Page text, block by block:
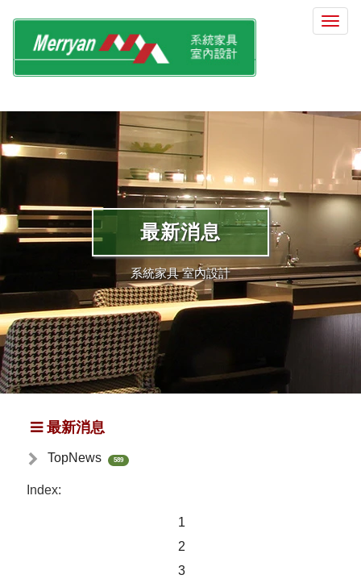
選
最新消息
系統家具 室內設計
最新消息
TopNews 589
Index:
1
2
3